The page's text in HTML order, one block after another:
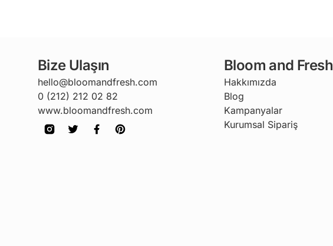
Bize Ulaşın
hello@bloomandfresh.com
0 (212) 212 02 82
www.bloomandfresh.com
Bloom and Fresh
Hakkımızda
Blog
Kampanyalar
Kurumsal Sipariş